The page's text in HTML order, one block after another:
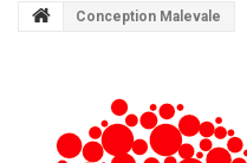
Conception Malevale